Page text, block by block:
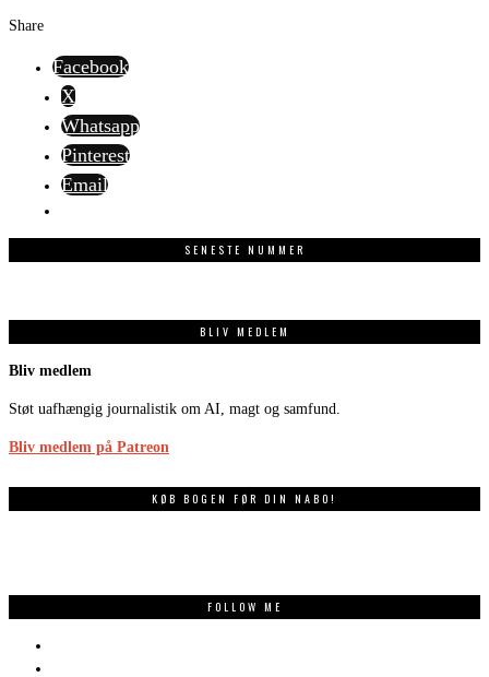
Share
Facebook
X
Whatsapp
Pinterest
Email
SENESTE NUMMER
BLIV MEDLEM
Bliv medlem
Støt uafhængig journalistik om AI, magt og samfund.
Bliv medlem på Patreon
KØB BOGEN FØR DIN NABO!
FOLLOW ME